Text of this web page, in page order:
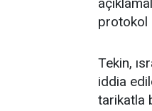
protokol
Tekin,
iddia
tarikatla